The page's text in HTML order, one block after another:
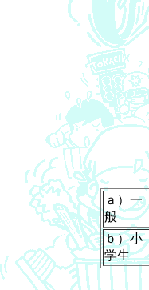
ａ）一
般
ｂ）小
学生